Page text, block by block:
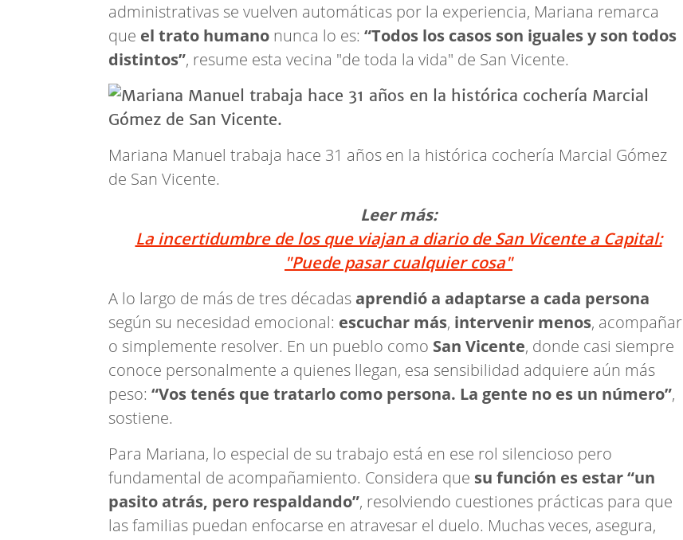
administrativas se vuelven automáticas por la experiencia, Mariana remarca
que el trato humano nunca lo es: “Todos los casos son iguales y son todos
distintos”, resume esta vecina "de toda la vida" de San Vicente.
Mariana Manuel trabaja hace 31 años en la histórica cochería Marcial Gómez
de San Vicente.
Leer más:
La incertidumbre de los que viajan a diario de San Vicente a Capital:
"Puede pasar cualquier cosa"
A lo largo de más de tres décadas aprendió a adaptarse a cada persona
según su necesidad emocional: escuchar más, intervenir menos, acompañar
o simplemente resolver. En un pueblo como San Vicente, donde casi siempre
conoce personalmente a quienes llegan, esa sensibilidad adquiere aún más
peso: “Vos tenés que tratarlo como persona. La gente no es un número”,
sostiene.
Para Mariana, lo especial de su trabajo está en ese rol silencioso pero
fundamental de acompañamiento. Considera que su función es estar “un
pasito atrás, pero respaldando”, resolviendo cuestiones prácticas para que
las familias puedan enfocarse en atravesar el duelo. Muchas veces, asegura,